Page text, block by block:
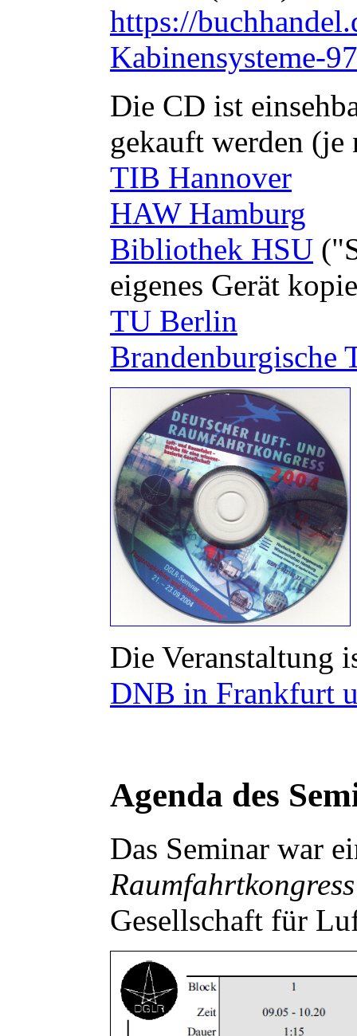
https://
Kabinensysteme-
Die CD ist
gekauft werden
TIB Hannover
HAW Hamburg
Bibliothek HSU
eigenes Gerät
TU Berlin
Brandenburgische
Die Veranstaltung
DNB in Frankfurt
Agenda des
Das Seminar war
Gesellschaft für